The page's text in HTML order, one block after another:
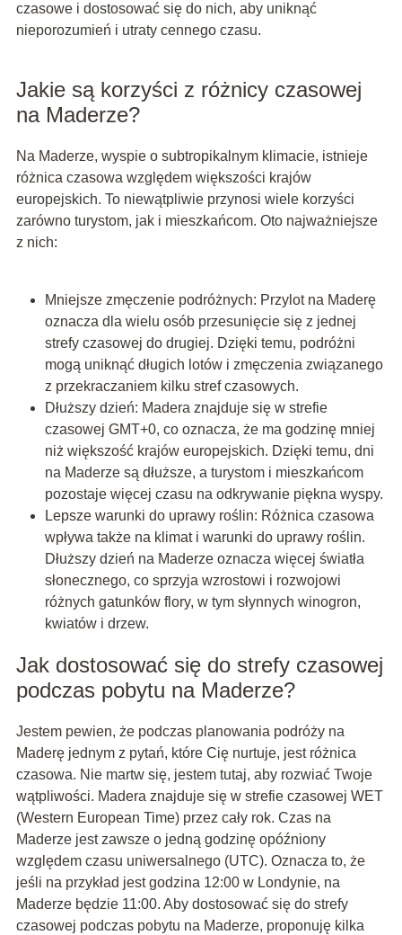
czasowe i dostosować się do nich, aby uniknąć
nieporozumień i utraty cennego czasu.
Jakie są korzyści z różnicy czasowej
na Maderze?
Na Maderze, wyspie o subtropikalnym klimacie, istnieje
różnica czasowa względem większości krajów
europejskich. To niewątpliwie przynosi wiele korzyści
zarówno turystom, jak i mieszkańcom. Oto najważniejsze
z nich:
Mniejsze zmęczenie podróżnych: Przylot na Maderę
oznacza dla wielu osób przesunięcie się z jednej
strefy czasowej do drugiej. Dzięki temu, podróżni
mogą uniknąć długich lotów i zmęczenia związanego
z przekraczaniem kilku stref czasowych.
Dłuższy dzień: Madera znajduje się w strefie
czasowej GMT+0, co oznacza, że ma godzinę mniej
niż większość krajów europejskich. Dzięki temu, dni
na Maderze są dłuższe, a turystom i mieszkańcom
pozostaje więcej czasu na odkrywanie piękna wyspy.
Lepsze warunki do uprawy roślin: Różnica czasowa
wpływa także na klimat i warunki do uprawy roślin.
Dłuższy dzień na Maderze oznacza więcej światła
słonecznego, co sprzyja wzrostowi i rozwojowi
różnych gatunków flory, w tym słynnych winogron,
kwiatów i drzew.
Jak dostosować się do strefy czasowej
podczas pobytu na Maderze?
Jestem pewien, że podczas planowania podróży na
Maderę jednym z pytań, które Cię nurtuje, jest różnica
czasowa. Nie martw się, jestem tutaj, aby rozwiać Twoje
wątpliwości. Madera znajduje się w strefie czasowej WET
(Western European Time) przez cały rok. Czas na
Maderze jest zawsze o jedną godzinę opóźniony
względem czasu uniwersalnego (UTC). Oznacza to, że
jeśli na przykład jest godzina 12:00 w Londynie, na
Maderze będzie 11:00. Aby dostosować się do strefy
czasowej podczas pobytu na Maderze, proponuję kilka